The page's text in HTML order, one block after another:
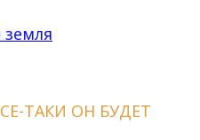
ТАКИ ОН БУДЕТ